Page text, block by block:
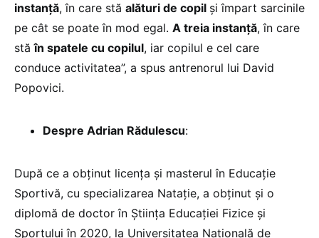
instanță, în care stă alături de copil și împart sarcinile
pe cât se poate în mod egal. A treia instanță, în care
stăîn spatele cu copilul, iar copilul e cel care
conduce activitatea”, a spus antrenorul lui David
Popovici.
Despre Adrian Rădulescu:
După ce a obținut licența și masterul în Educație
Sportivă, cu specializarea Natație, a obținut și o
diplomă de doctor în Știința Educației Fizice și
Sportului în 2020, la Universitatea Națională de